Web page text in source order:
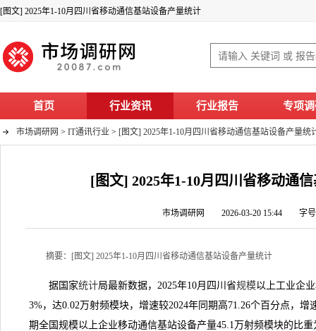
[图文] 2025年1-10月四川省移动通信基站设备产量统计
首页 行业资讯 行业报告 专项
市场调研网 > IT通讯行业 > [图文] 2025年1-10月四川省移动通信基站设备产量统
[图文] 2025年1-10月四川省移动通
市场调研网 2026-03-20 15:44 字
摘要：[图文] 2025年1-10月四川省移动通信基站设备产量统计
据国家统计局最新数据，2025年10月四川省规模以上工业企
3%，达0.02万射频模块，增速较2024年同期高71.26个百分点，
期全国规模以上企业移动通信基站设备产量45.1万射频模块的比重